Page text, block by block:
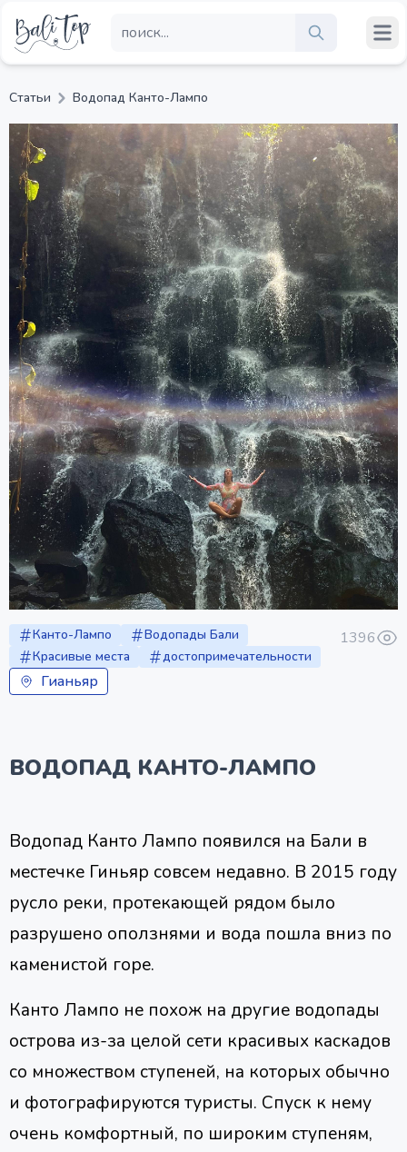
Статьи Водопад Канто-Лампо
Канто-Лампо
Водопады Бали
Красивые места
достопримечательности
Гианьяр
1396
ВОДОПАД КАНТО-ЛАМПО
Водопад Канто Лампо появился на Бали в
местечке Гиньяр совсем недавно. В 2015 году
русло реки, протекающей рядом было
разрушено оползнями и вода пошла вниз по
каменистой горе.
Канто Лампо не похож на другие водопады
острова из-за целой сети красивых каскадов
со множеством ступеней, на которых обычно
и фотографируются туристы. Спуск к нему
очень комфортный, по широким ступеням,